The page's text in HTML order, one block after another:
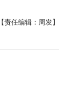
【责任编辑：周发】